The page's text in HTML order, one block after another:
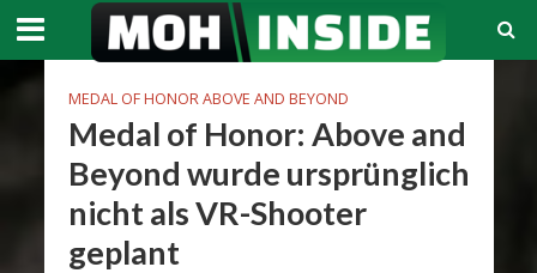
MEDAL OF HONOR ABOVE AND BEYOND
Medal of Honor: Above and
Beyond wurde ursprünglich
nicht als VR-Shooter
geplant